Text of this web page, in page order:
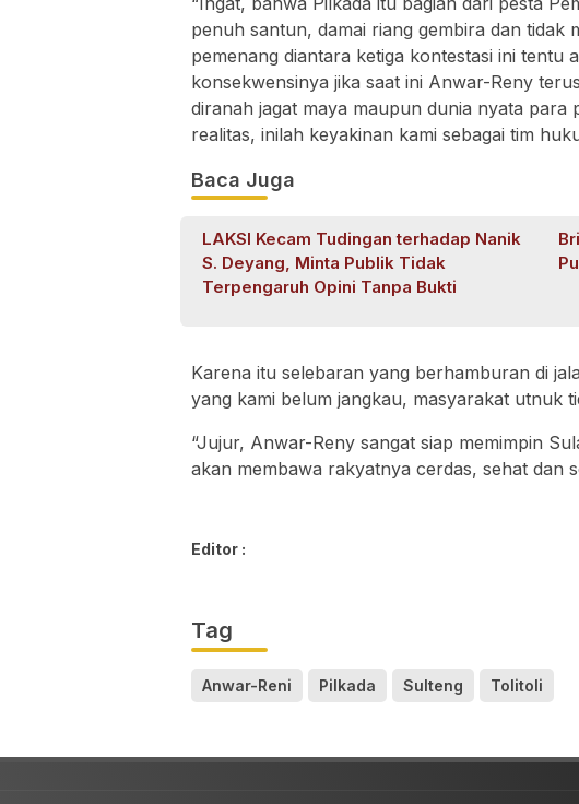
penuh santun, damai riang gembira dan tidak
pemenang diantara ketiga kontestasi ini tentu
konsekwensinya jika saat ini Anwar-Reny
diranah jagat maya maupun dunia nyata para
realitas, inilah keyakinan kami sebagai tim
Baca Juga
LAKSI Kecam Tudingan terhadap Nanik
S. Deyang, Minta Publik Tidak
Terpengaruh Opini Tanpa Bukti
Karena itu selebaran yang berhamburan di
yang kami belum jangkau, masyarakat utnuk
“Jujur, Anwar-Reny sangat siap memimpin
akan membawa rakyatnya cerdas, sehat dan
Editor :
Tag
Anwar-Reni Pilkada Sulteng Tolitoli